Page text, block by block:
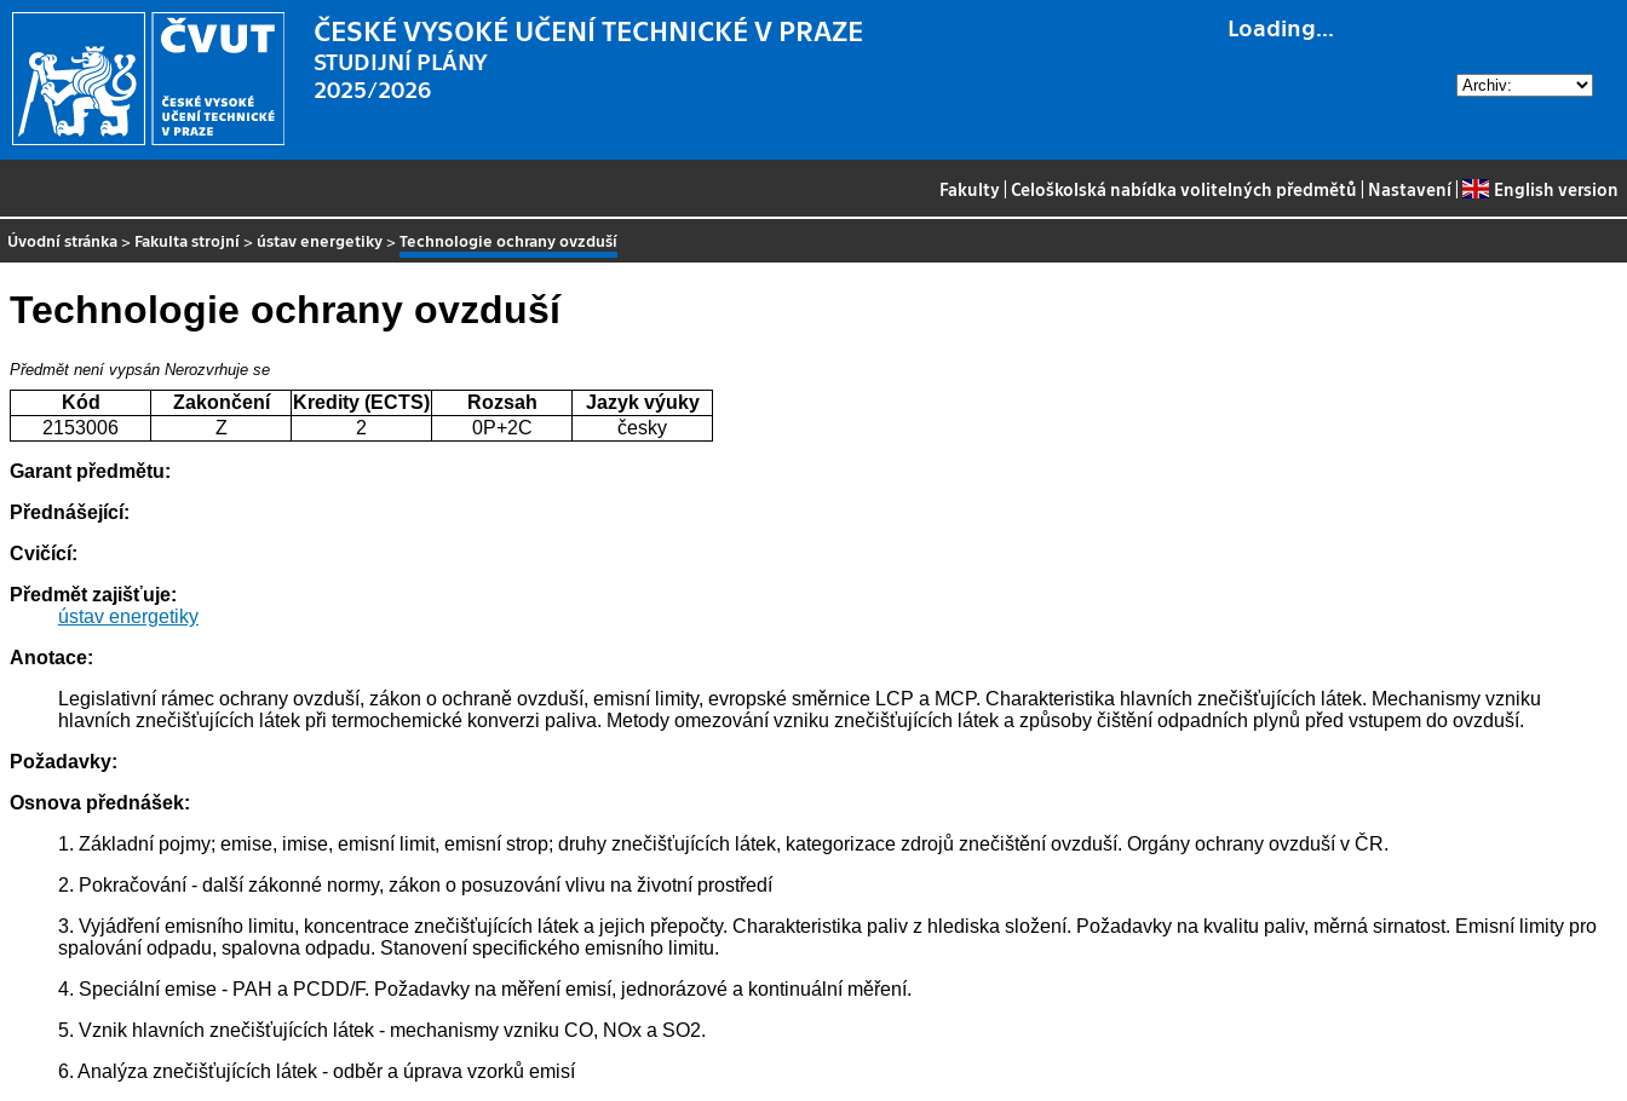
Loading...
ČESKÉ VYSOKÉ UČENÍ TECHNICKÉ V PRAZE
STUDIJNÍ PLÁNY
2025/2026
Fakulty |Celoškolská nabídka volitelných předmětů Nastavení| English version
Úvodní stránka > Fakulta strojní > ústav energetiky >Technologie ochrany ovzduší
Technologie ochrany ovzduší
Předmět není vypsán Nerozvrhuje se
Kód Zakončení Kredity (ECTS) Rozsah
Jazyk výuky
2153006
Z 2 0P+2C česky
Garant předmětu:
Přednášející:
Cvičící:
Předmět zajišťuje:
ústav energetiky
Anotace:
Legislativní rámec ochrany ovzduší, zákon o ochraně ovzduší, emisní limity, evropské směrnice LCP a MCP. Charakteristika hlavních znečišťujících látek. Mechanismy vzniku
hlavních znečišťujících látek při termochemické konverzi paliva. Metody omezování vzniku znečišťujících látek a způsoby čištění odpadních plynů před vstupem do ovzduší.
Požadavky:
Osnova přednášek:
1. Základní pojmy; emise, imise, emisní limit, emisní strop; druhy znečišťujících látek, kategorizace zdrojů znečištění ovzduší. Orgány ochrany ovzduší v ČR.
2. Pokračování - další zákonné normy, zákon o posuzování vlivu na životní prostředí
3. Vyjádření emisního limitu, koncentrace znečišťujících látek a jejich přepočty. Charakteristika paliv z hlediska složení. Požadavky na kvalitu paliv, měrná sirnatost. Emisní limity pro
spalování odpadu, spalovna odpadu. Stanovení specifického emisního limitu.
4. Speciální emise - PAH a PCDD/F. Požadavky na měření emisí, jednorázové a kontinuální měření.
5. Vznik hlavních znečišťujících látek - mechanismy vzniku CO, NOx a SO2.
6. Analýza znečišťujících látek - odběr a úprava vzorků emisí